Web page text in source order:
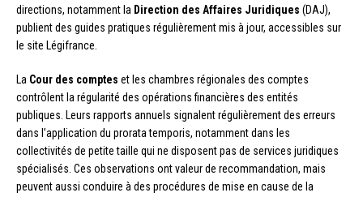
directions, notamment la Direction des Affaires Juridiques (DAJ),
publient des guides pratiques régulièrement mis à jour, accessibles sur
le site Légifrance.
La Cour des comptes et les chambres régionales des comptes
contrôlent la régularité des opérations financières des entités
publiques. Leurs rapports annuels signalent régulièrement des erreurs
dans l’application du prorata temporis, notamment dans les
collectivités de petite taille qui ne disposent pas de services juridiques
spécialisés. Ces observations ont valeur de recommandation, mais
peuvent aussi conduire à des procédures de mise en cause de la